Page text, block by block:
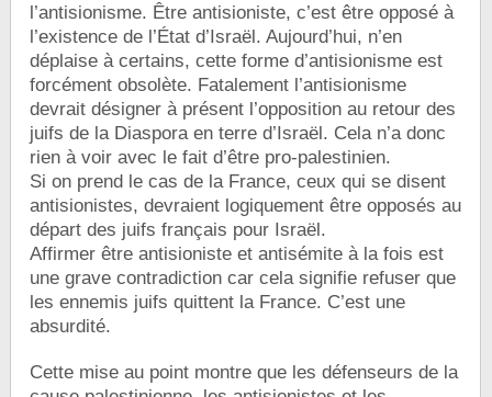
l’antisionisme. Être antisioniste, c’est être opposé à
l’existence de l’État d’Israël. Aujourd’hui, n’en
déplaise à certains, cette forme d’antisionisme est
forcément obsolète. Fatalement l’antisionisme
devrait désigner à présent l’opposition au retour des
juifs de la Diaspora en terre d’Israël. Cela n’a donc
rien à voir avec le fait d’être pro-palestinien.
Si on prend le cas de la France, ceux qui se disent
antisionistes, devraient logiquement être opposés au
départ des juifs français pour Israël.
Affirmer être antisioniste et antisémite à la fois est
une grave contradiction car cela signifie refuser que
les ennemis juifs quittent la France. C’est une
absurdité.
Cette mise au point montre que les défenseurs de la